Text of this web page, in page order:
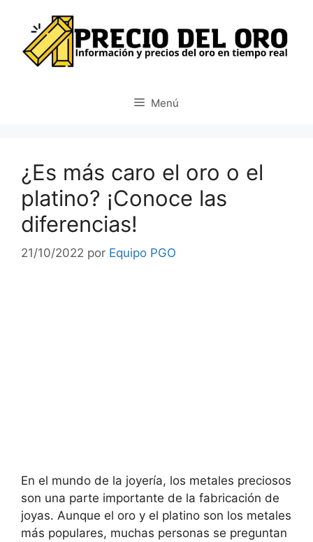
contenido
Menú
¿Es más caro el oro o el
platino? ¡Conoce las
diferencias!
21/10/2022 por Equipo PGO
En el mundo de la joyería, los metales preciosos
son una parte importante de la fabricación de
joyas. Aunque el oro y el platino son los metales
más populares, muchas personas se preguntan